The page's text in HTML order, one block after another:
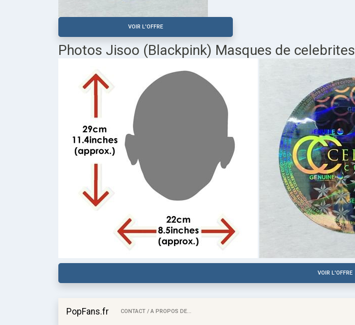
VOIR L'OFFRE
Photos Jisoo (Blackpink) Masques de celebrites
VOIR L'OFFRE
PopFans.fr CONTACT / A PROPOS DE...